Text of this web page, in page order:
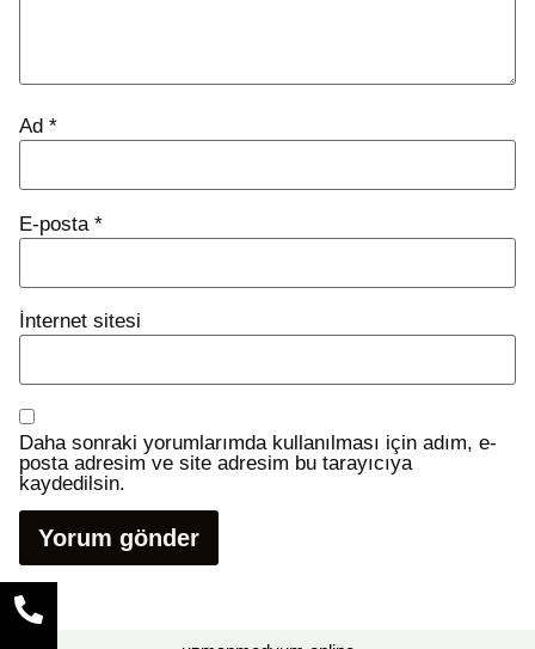
Ad *
E-posta *
İnternet sitesi
Daha sonraki yorumlarımda kullanılması için adım, e-
posta adresim ve site adresim bu tarayıcıya
kaydedilsin.